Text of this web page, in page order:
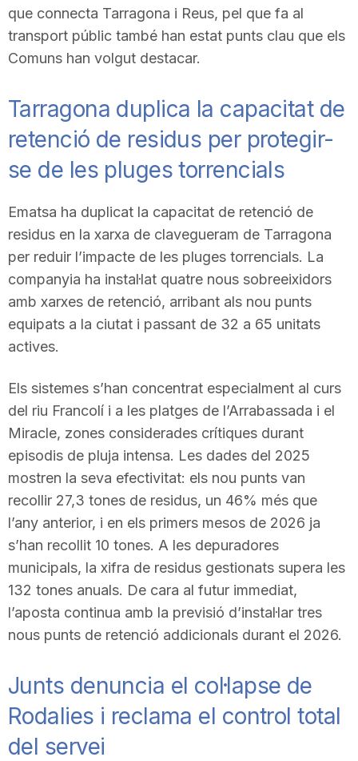
que connecta Tarragona i Reus, pel que fa al
transport públic també han estat punts clau que els
Comuns han volgut destacar.
Tarragona duplica la capacitat de
retenció de residus per protegir-
se de les pluges torrencials
Ematsa ha duplicat la capacitat de retenció de
residus en la xarxa de clavegueram de Tarragona
per reduir l’impacte de les pluges torrencials. La
companyia ha instal·lat quatre nous sobreeixidors
amb xarxes de retenció, arribant als nou punts
equipats a la ciutat i passant de 32 a 65 unitats
actives.
Els sistemes s’han concentrat especialment al curs
del riu Francolí i a les platges de l’Arrabassada i el
Miracle, zones considerades crítiques durant
episodis de pluja intensa. Les dades del 2025
mostren la seva efectivitat: els nou punts van
recollir 27,3 tones de residus, un 46% més que
l’any anterior, i en els primers mesos de 2026 ja
s’han recollit 10 tones. A les depuradores
municipals, la xifra de residus gestionats supera les
132 tones anuals. De cara al futur immediat,
l’aposta continua amb la previsió d’instal·lar tres
nous punts de retenció addicionals durant el 2026.
Junts denuncia el col·lapse de
Rodalies i reclama el control total
del servei